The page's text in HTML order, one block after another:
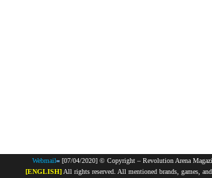
Webmail [07/04/2020] © Copyright – Revolution Arena
[ENGLISH]All rights reserved. All mentioned brands, games,